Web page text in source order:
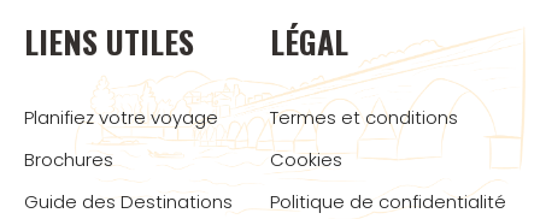
LIENS UTILES
Planifiez votre voyage
Brochures
Guide des Destinations
LÉGAL
Termes et conditions
Cookies
Politique de confidentialité